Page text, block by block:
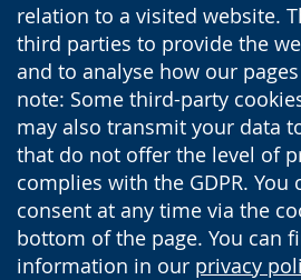
relation to a visited website.
third parties to provide the
and to analyse how our
note: Some third-party
may also transmit your data
that do not offer the level of
complies with the GDPR. You
consent at any time via the
bottom of the page. You can
information in our privacy